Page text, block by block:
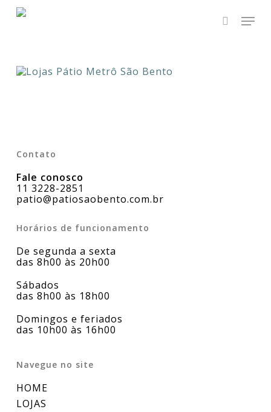
Skip
search
Contato
Fale conosco
11 3228-2851
patio@patiosaobento.com.br
Horários de funcionamento
De segunda a sexta
das 8h00 às 20h00
Sábados
das 8h00 às 18h00
Domingos e feriados
das 10h00 às 16h00
Navegue no site
HOME
LOJAS